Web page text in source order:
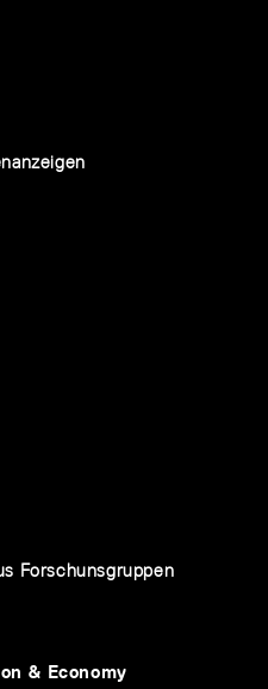
Forschunsgruppen
& Economy